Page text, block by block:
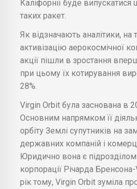
Каліфорнії буде випускатися
таких ракет.
Як відзначають аналітики, на
активізацію аерокосмічної
акції пішли в зростання
при цьому їх котирування
28%.
Virgin Orbit була заснована в
Основним напрямком її
орбіту Землі супутників на
державних компаній і
Юридично вона є підрозділом
корпорації Річарда
рік тому, Virgin Orbit зуміла